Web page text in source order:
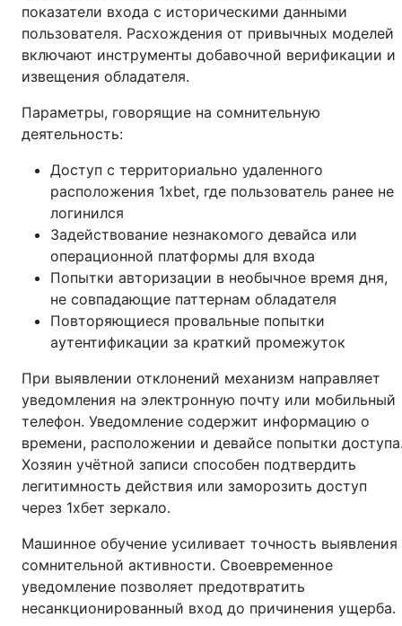
показатели входа с историческими данными
пользователя. Расхождения от привычных моделей
включают инструменты добавочной верификации и
извещения обладателя.
Параметры, говорящие на сомнительную
деятельность:
Доступ с территориально удаленного
расположения 1xbet, где пользователь ранее не
логинился
Задействование незнакомого девайса или
операционной платформы для входа
Попытки авторизации в необычное время дня,
не совпадающие паттернам обладателя
Повторяющиеся провальные попытки
аутентификации за краткий промежуток
При выявлении отклонений механизм направляет
уведомления на электронную почту или мобильный
телефон. Уведомление содержит информацию о
времени, расположении и девайсе попытки
Хозяин учётной записи способен подтвердить
легитимность действия или заморозить доступ
через 1хбет зеркало.
Машинное обучение усиливает точность выявления
сомнительной активности. Своевременное
уведомление позволяет предотвратить
несанкционированный вход до причинения ущерба.